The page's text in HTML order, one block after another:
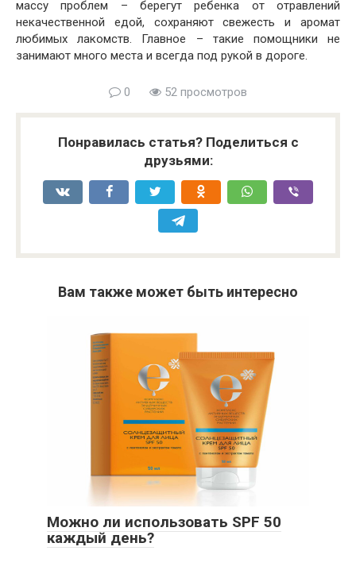
массу проблем – берегут ребенка от отравлений
некачественной едой, сохраняют свежесть и аромат
любимых лакомств. Главное – такие помощники не
занимают много места и всегда под рукой в дороге.
0 52 просмотров
Понравилась статья? Поделиться с
друзьями:
Вам также может быть интересно
Можно ли использовать SPF 50
каждый день?